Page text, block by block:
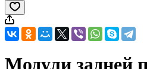
Модули задней